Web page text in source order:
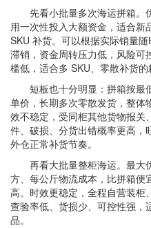
先看小批量多次海运拼箱。
用一次性投入大额资金，适合
SKU 补货。可以根据实际销量
滞销，资金周转压力低，风险可
槛低，适合多 SKU、零散补货的
短板也十分明显：拼箱按最
单价，长期多次零散发货，整体
效不稳定，受同柜其他货物报关
件、破损、分货出错概率更高，
外仓正常补货节奏。
再看大批量整柜海运。最大
方、每公斤物流成本，比拼箱便
高。时效更稳定，全程自营装柜
查验率低、货损少、可控性强，
品。